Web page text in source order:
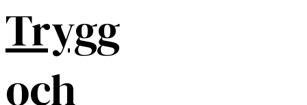
Trygg
och